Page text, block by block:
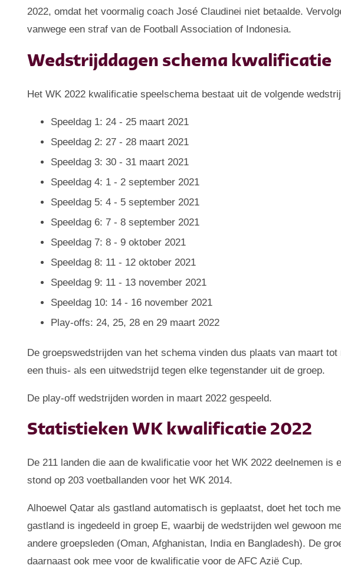
2022, omdat het voormalig coach José Claudinei niet betaalde.
vanwege een straf van de Football Association of Indonesia.
Wedstrijddagen schema kwalificatie
Het WK 2022 kwalificatie speelschema bestaat uit de volgende
Speeldag 1: 24 - 25 maart 2021
Speeldag 2: 27 - 28 maart 2021
Speeldag 3: 30 - 31 maart 2021
Speeldag 4: 1 - 2 september 2021
Speeldag 5: 4 - 5 september 2021
Speeldag 6: 7 - 8 september 2021
Speeldag 7: 8 - 9 oktober 2021
Speeldag 8: 11 - 12 oktober 2021
Speeldag 9: 11 - 13 november 2021
Speeldag 10: 14 - 16 november 2021
Play-offs: 24, 25, 28 en 29 maart 2022
De groepswedstrijden van het schema vinden dus plaats van maart
een thuis- als een uitwedstrijd tegen elke tegenstander uit de groep.
De play-off wedstrijden worden in maart 2022 gespeeld.
Statistieken WK kwalificatie 2022
De 211 landen die aan de kwalificatie voor het WK 2022 deelnemen is
stond op 203 voetballanden voor het WK 2014.
Alhoewel Qatar als gastland automatisch is geplaatst, doet het toch
gastland is ingedeeld in groep E, waarbij de wedstrijden wel gewoon
andere groepsleden (Oman, Afghanistan, India en Bangladesh). De
daarnaast ook mee voor de kwalificatie voor de AFC Azië Cup.